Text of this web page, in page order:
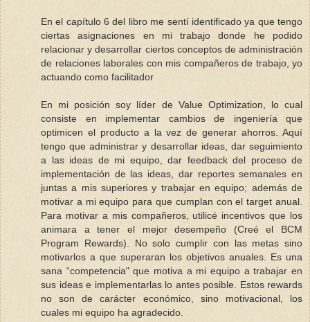
En el capítulo 6 del libro me sentí identificado ya que tengo
ciertas asignaciones en mi trabajo donde he podido
relacionar y desarrollar ciertos conceptos de administración
de relaciones laborales con mis compañeros de trabajo, yo
actuando como facilitador
En mi posición soy líder de Value Optimization, lo cual
consiste en implementar cambios de ingeniería que
optimicen el producto a la vez de generar ahorros. Aquí
tengo que administrar y desarrollar ideas, dar seguimiento
a las ideas de mi equipo, dar feedback del proceso de
implementación de las ideas, dar reportes semanales en
juntas a mis superiores y trabajar en equipo; además de
motivar a mi equipo para que cumplan con el target anual.
Para motivar a mis compañeros, utilicé incentivos que los
animara a tener el mejor desempeño (Creé el BCM
Program Rewards). No solo cumplir con las metas sino
motivarlos a que superaran los objetivos anuales. Es una
sana “competencia" que motiva a mi equipo a trabajar en
sus ideas e implementarlas lo antes posible. Estos rewards
no son de carácter económico, sino motivacional, los
cuales mi equipo ha agradecido.